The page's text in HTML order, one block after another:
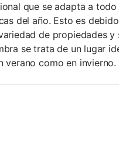
que se adapta a
del año. Esto es
de propiedades y
se trata de un lugar
verano como en invierno.